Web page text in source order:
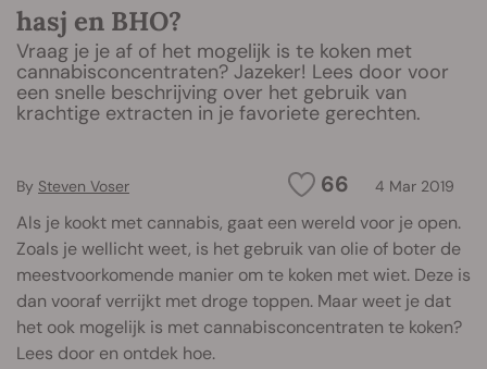
hasj en BHO?
Vraag je je af of het mogelijk is te koken met
cannabisconcentraten? Jazeker! Lees door voor
een snelle beschrijving over het gebruik van
krachtige extracten in je favoriete gerechten.
66 4 Mar 2019
By Steven Voser
Als je kookt met cannabis, gaat een wereld voor je open.
Zoals je wellicht weet, is het gebruik van olie of boter de
meestvoorkomende manier om te koken met wiet. Deze is
dan vooraf verrijkt met droge toppen. Maar weet je dat
het ook mogelijk is met cannabisconcentraten te koken?
Lees door en ontdek hoe.